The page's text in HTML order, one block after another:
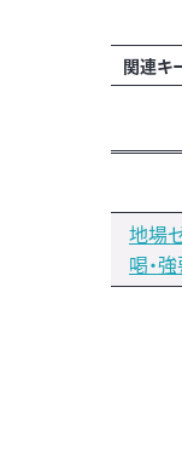
関連キ
地場
喝・